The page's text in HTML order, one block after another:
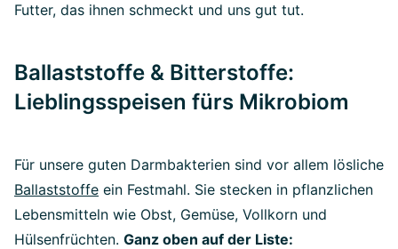
Futter, das ihnen schmeckt und uns gut tut.
Ballaststoffe & Bitterstoffe:
Lieblingsspeisen fürs Mikrobiom
Für unsere guten Darmbakterien sind vor allem lösliche
Ballaststoffe ein Festmahl. Sie stecken in pflanzlichen
Lebensmitteln wie Obst, Gemüse, Vollkorn und
Hülsenfrüchten. Ganz oben auf der Liste: